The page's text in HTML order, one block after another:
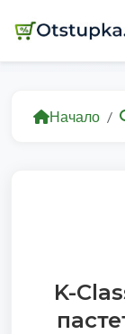
Начало
K-